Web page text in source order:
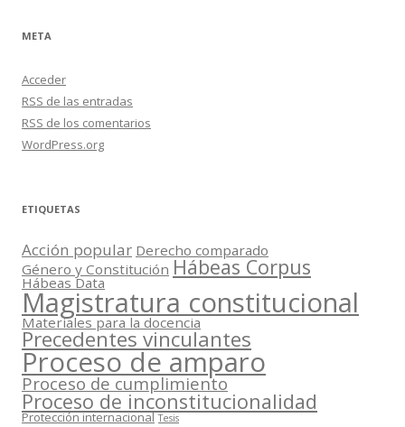
META
Acceder
RSS de las entradas
RSS de los comentarios
WordPress.org
ETIQUETAS
Acción popular Derecho comparado
Género y Constitución Hábeas Corpus
Hábeas Data
Magistratura constitucional
Materiales para la docencia
Precedentes vinculantes
Proceso de amparo
Proceso de cumplimiento
Proceso de inconstitucionalidad
Protección internacional Tesis